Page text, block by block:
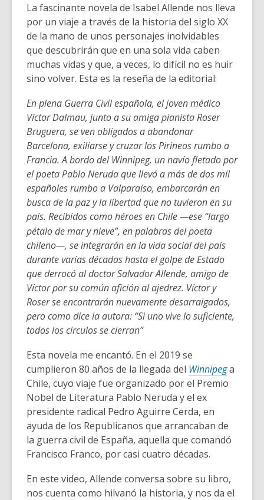
post
is
over
3
years
old
the
information
may
be
out
of
date.
La fascinante novela de Isabel Allende nos lleva
por un viaje a través de la historia del siglo XX
de la mano de unos personajes inolvidables
que descubrirán que en una sola vida caben
muchas vidas y que, a veces, lo difícil no es huir
sino volver. Esta es la reseña de la editorial:
En plena Guerra Civil española, el joven médico
Víctor Dalmau, junto a su amiga pianista Roser
Bruguera, se ven obligados a abandonar
Barcelona, exiliarse y cruzar los Pirineos rumbo a
Francia. A bordo del Winnipeg, un navío fletado por
el poeta Pablo Neruda que llevó a más de dos mil
españoles rumbo a Valparaíso, embarcarán en
busca de la paz y la libertad que no tuvieron en su
país. Recibidos como héroes en Chile —ese “largo
pétalo de mar y nieve”, en palabras del poeta
chileno—, se integrarán en la vida social del país
durante varias décadas hasta el golpe de Estado
que derrocó al doctor Salvador Allende, amigo de
Víctor por su común afición al ajedrez. Víctor y
Roser se encontrarán nuevamente desarraigados,
pero como dice la autora: “Si uno vive lo suficiente,
todos los círculos se cierran”
Esta novela me encantó. En el 2019 se
cumplieron 80 años de la llegada del Winnipega
Chile, cuyo viaje fue organizado por el Premio
Nobel de Literatura Pablo Neruda y el ex
presidente radical Pedro Aguirre Cerda, en
ayuda de los Republicanos que arrancaban de
la guerra civil de España, aquella que comandó
Francisco Franco, por casi cuatro décadas.
En este video, Allende conversa sobre su libro,
nos cuenta como hilvanó la historia, y nos da el